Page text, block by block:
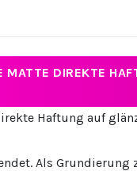
MATTE DIREKTE
Haftung auf
Als